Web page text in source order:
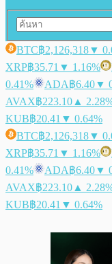
BTC฿2,126,318▼
XRP฿35.71 ▼ 1.16%
0.41%
ADA฿6.40▼
AVAX฿223.10 ▲
KUB฿20.41 ▼ 0.64%
BTC฿2,126,318▼
XRP฿35.71 ▼ 1.16%
0.41%
ADA฿6.40▼
AVAX฿223.10 ▲
KUB฿20.41 ▼ 0.64%